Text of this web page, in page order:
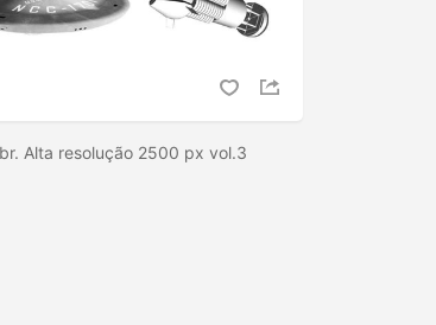
Alta resolução 2500 px vol.3